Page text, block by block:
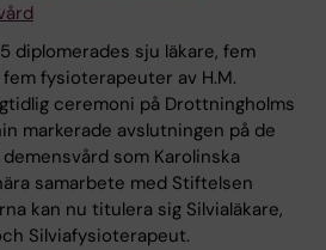
diplomerades sju läkare, fem
fysioterapeuter av H.M.
ceremoni på Drottningholms
markerade avslutningen på de
som Karolinska
samarbete med Stiftelsen
kan nu titulera sig Silvialäkare,
Silviafysioterapeut.